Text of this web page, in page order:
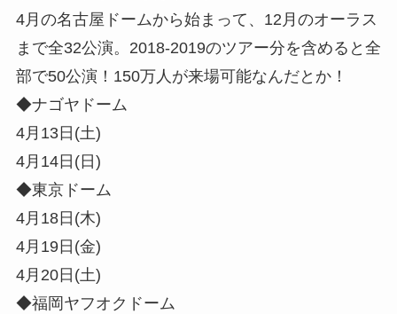
4月の名古屋ドームから始まって、12月のオーラス
まで全32公演。2018-2019のツアー分を含めると全
部で50公演！150万人が来場可能なんだとか！
◆ナゴヤドーム
4月13日(土)
4月14日(日)
◆東京ドーム
4月18日(木)
4月19日(金)
4月20日(土)
◆福岡ヤフオクドーム